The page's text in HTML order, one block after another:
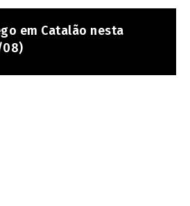
em Catalão nesta